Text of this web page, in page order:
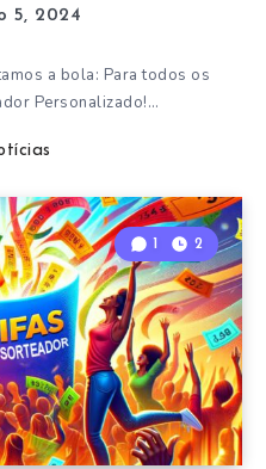
5, 2024
a bola: Para todos os
Personalizado!…
1 2